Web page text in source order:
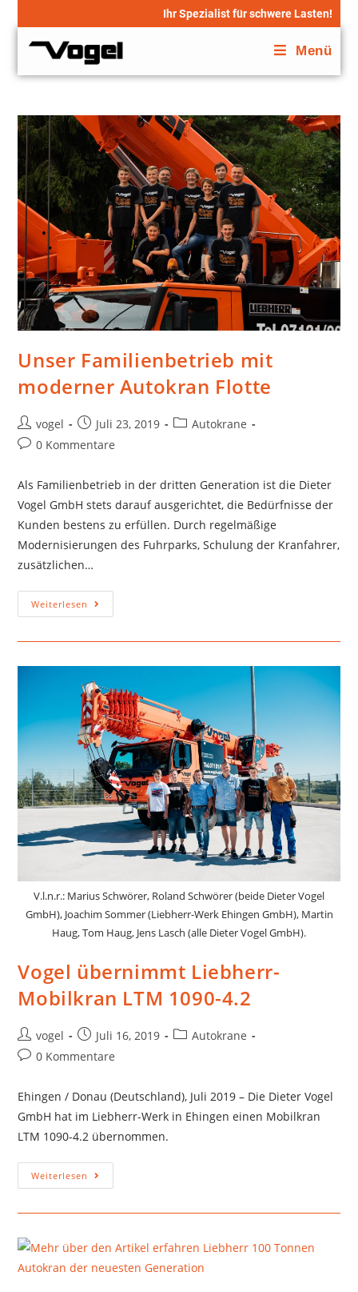
Ihr Spezialist für schwere Lasten!
Menü
Unser Familienbetrieb mit
moderner Autokran Flotte
vogel Juli 23, 2019
Autokrane
0 Kommentare
Als Familienbetrieb in der dritten Generation ist die Dieter
Vogel GmbH stets darauf ausgerichtet, die Bedürfnisse der
Kunden bestens zu erfüllen. Durch regelmäßige
Modernisierungen des Fuhrparks, Schulung der Kranfahrer,
zusätzlichen…
Weiterlesen
V.l.n.r.: Marius Schwörer, Roland Schwörer (beide Dieter Vogel
GmbH), Joachim Sommer (Liebherr-Werk Ehingen GmbH), Martin
Haug, Tom Haug, Jens Lasch (alle Dieter Vogel GmbH).
Vogel übernimmt Liebherr-
Mobilkran LTM 1090-4.2
vogel Juli 16, 2019
Autokrane
0 Kommentare
Ehingen / Donau (Deutschland), Juli 2019 – Die Dieter Vogel
GmbH hat im Liebherr-Werk in Ehingen einen Mobilkran
LTM 1090-4.2 übernommen.
Weiterlesen